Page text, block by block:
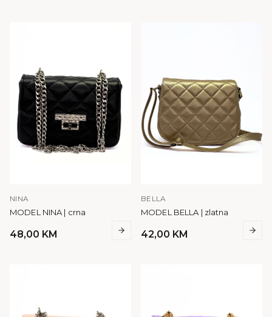
NINA
MODEL NINA | crna
48,00 KM
BELLA
MODEL BELLA | zlatna
42,00 KM